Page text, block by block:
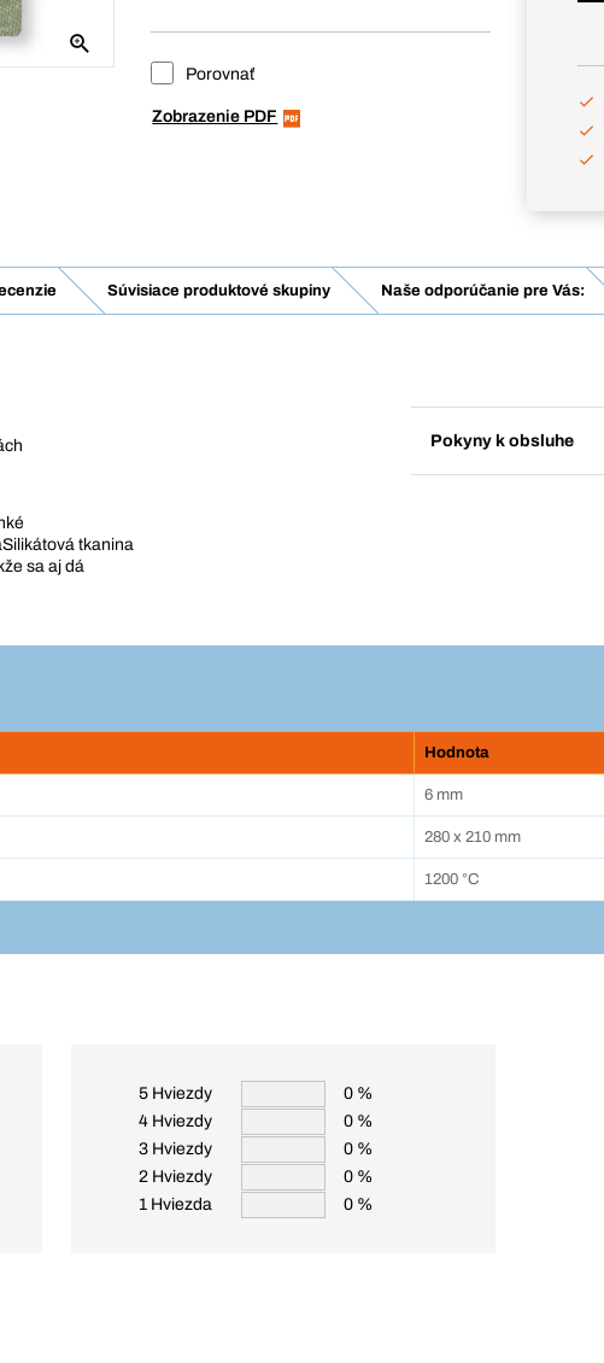
Porovnať
Zobrazenie PDF
Súvisiace produktové skupiny Naše odporúčanie pre Vás:
tkanina
sa aj dá
Pokyny k obsluhe
Hodnota
6 mm
280 x 210 mm
1200 °C
5 Hviezdy
0 %
4 Hviezdy
0 %
3 Hviezdy
0 %
2 Hviezdy
0 %
1 Hviezda
0 %